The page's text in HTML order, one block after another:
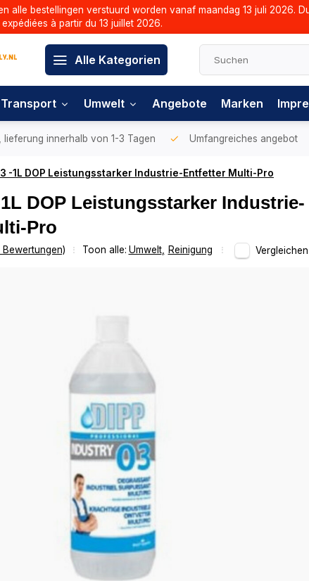
alle bestellingen verstuurd worden vanaf maandag 13 juli
à partir du 13 juillet 2026.
Alle Kategorien
Transport Umwelt Angebote Marken
innerhalb von 1-3 Tagen Umfangreiches angebot
-1L DOP Leistungsstarker Industrie-Entfetter Multi-Pro
1L DOP Leistungsstarker Industrie-
Pro
Toon alle: Umwelt, Reinigung Vergleichen